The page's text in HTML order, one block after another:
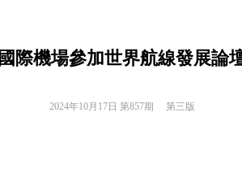
國際機場參加世界航線發展論
2024年10月17日 第857期 第三版